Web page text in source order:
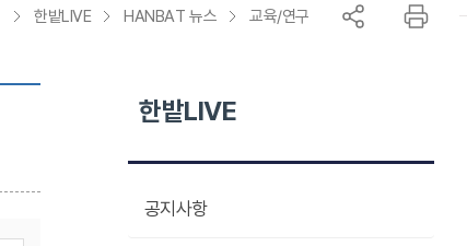
한밭LIVE HANBAT 뉴스 교육/연구
한밭LIVE
공지사항